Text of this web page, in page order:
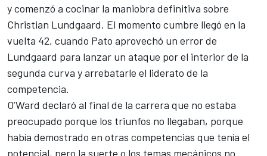
y comenzó a cocinar la maniobra definitiva sobre
Christian Lundgaard. El momento cumbre llegó en la
vuelta 42, cuando Pato aprovechó un error de
Lundgaard para lanzar un ataque por el interior de la
segunda curva y arrebatarle el liderato de la
competencia.
O’Ward declaró al final de la carrera que no estaba
preocupado porque los triunfos no llegaban, porque
había demostrado en otras competencias que tenía el
potencial, pero la suerte o los temas mecánicos no